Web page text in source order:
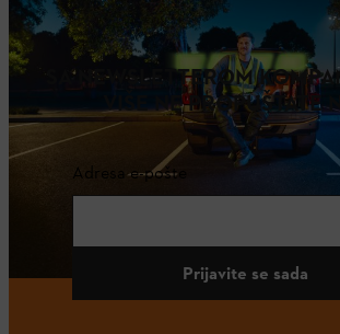
SA NEWSLETTEROM
VIŠE NE PROPUŠTATE
Adresa e-pošte
Prijavite se sada